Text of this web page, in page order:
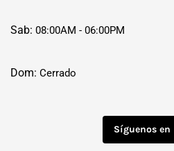
Sab: 08:00AM - 06:00PM
Dom: Cerrado
Síguenos en